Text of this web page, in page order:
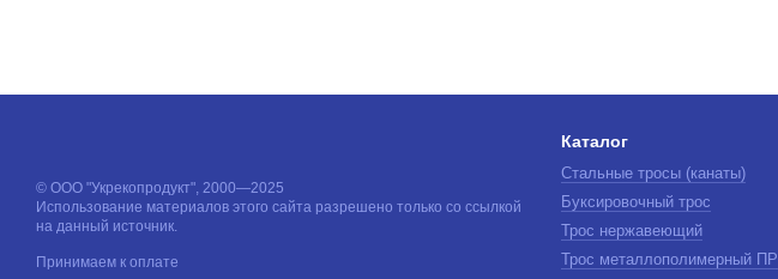
© ООО "Укрекопродукт", 2000—2025
Использование материалов этого сайта разрешено только со ссылкой
на данный источник.
Принимаем к оплате
Каталог
Стальные тросы (канаты)
Буксировочный трос
Трос нержавеющий
Трос металлополимерный ПР